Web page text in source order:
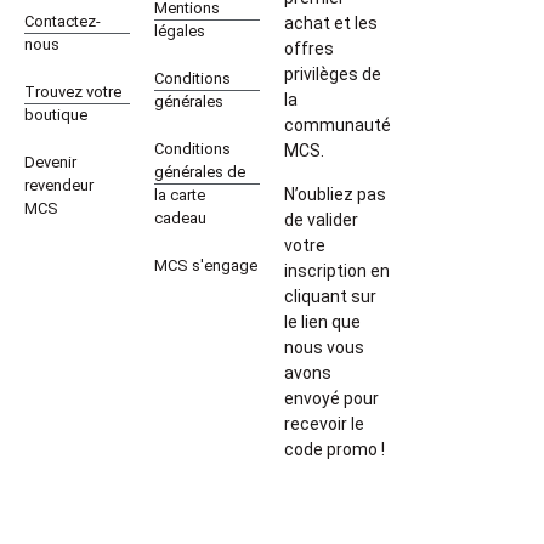
Contactez-
nous
Trouvez votre
boutique
Devenir
revendeur
MCS
Mentions
légales
Conditions
générales
Conditions
générales de
la carte
cadeau
MCS s'engage
achat et les
offres
privilèges de
la
communauté
MCS.
N’oubliez pas
de valider
votre
inscription en
cliquant sur
le lien que
nous vous
avons
envoyé pour
recevoir le
code promo !